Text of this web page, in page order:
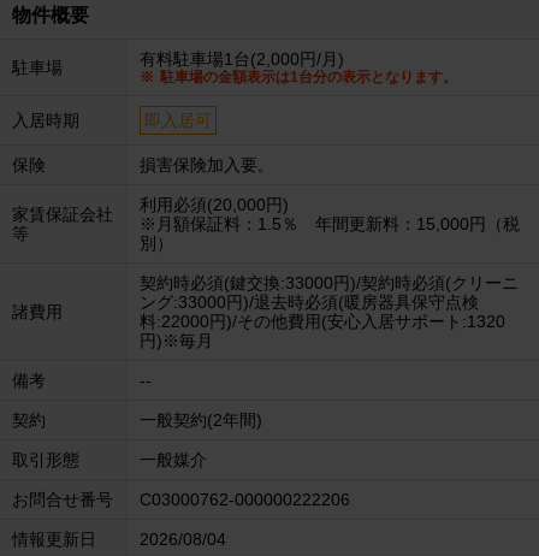
物件概要
駐車場 有料駐車場1台(2,000円/月)
駐車場の金額表示は1台分の表示となります。
入居時期 即入居可
保険 損害保険加入要。
家賃保証会社
等
利用必須(20,000円)
※月額保証料：1.5％ 年間更新料：15,000円（税
別）
諸費用
契約時必須(鍵交換:33000円)/契約時必須(クリーニ
ング:33000円)/退去時必須(暖房器具保守点検
料:22000円)/その他費用(安心入居サポート:1320
円)※毎月
備考 --
契約 一般契約(2年間)
取引形態 一般媒介
お問合せ番号 C03000762-000000222206
情報更新日 2026/08/04